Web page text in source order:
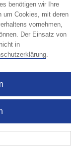
weiß
benötigen wir Ihre
um Cookies, mit deren
vornehmen,
Der Einsatz von
in
.